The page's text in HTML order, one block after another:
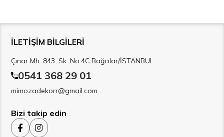
İLETİŞİM BİLGİLERİ
Çınar Mh. 843. Sk. No:4C Bağcılar/İSTANBUL
0541 368 29 01
mimozadekorr@gmail.com
Bizi takip edin